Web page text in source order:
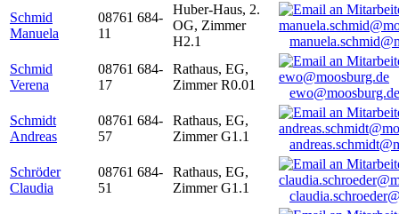
Schmid
Manuela
08761 684-
11
Huber-Haus, 2.
OG, Zimmer
H2.1
Schmid
Verena
08761 684-
17
Rathaus, EG,
Zimmer R0.01
ewo@moosburg.de
Schmidt
Andreas
08761 684-
57
Rathaus, EG,
Zimmer G1.1
Schröder
Claudia
08761 684-
51
Rathaus, EG,
Zimmer G1.1